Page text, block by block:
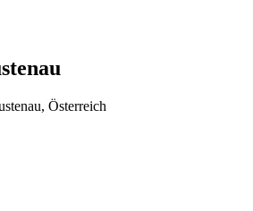
Österreich